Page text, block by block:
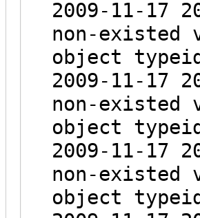
2009-11-17
non-
object
2009-11-17
non-
object
2009-11-17
non-
object